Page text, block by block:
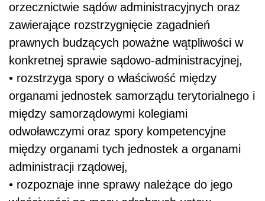
orzecznictwie sądów administracyjnych oraz
zawierające rozstrzygnięcie zagadnień
prawnych budzących poważne wątpliwości w
konkretnej sprawie sądowo-administracyjnej,
• rozstrzyga spory o właściwość między
organami jednostek samorządu terytorialnego i
między samorządowymi kolegiami
odwoławczymi oraz spory kompetencyjne
między organami tych jednostek a organami
administracji rządowej,
• rozpoznaje inne sprawy należące do jego